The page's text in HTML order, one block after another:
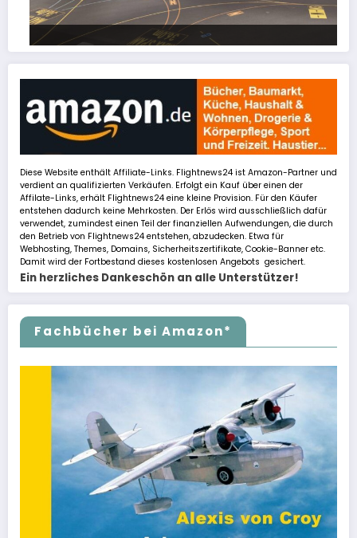
FSLTL Traffic: Tipps und Tricks, damit es klappt!
Diese Website enthält Affiliate-Links. Flightnews24 ist Amazon-Partner und
verdient an qualifizierten Verkäufen. Erfolgt ein Kauf über einen der
Affilate-Links, erhält Flightnews24 eine kleine Provision. Für den Käufer
entstehen dadurch keine Mehrkosten. Der Erlös wird ausschließlich dafür
verwendet, zumindest einen Teil der finanziellen Aufwendungen, die durch
den Betrieb von Flightnews24 entstehen, abzudecken. Etwa für
Webhosting, Themes, Domains, Sicherheitszertifikate, Cookie-Banner etc.
Damit wird der Fortbestand dieses kostenlosen Angebots gesichert.
Ein herzliches Dankeschön an alle Unterstützer!
Fachbücher bei Amazon*